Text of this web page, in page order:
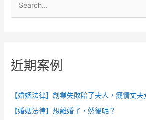
字
近期案例
【婚姻法律】創業失敗賠了夫人，癡情丈夫
【婚姻法律】想離婚了，然後呢？